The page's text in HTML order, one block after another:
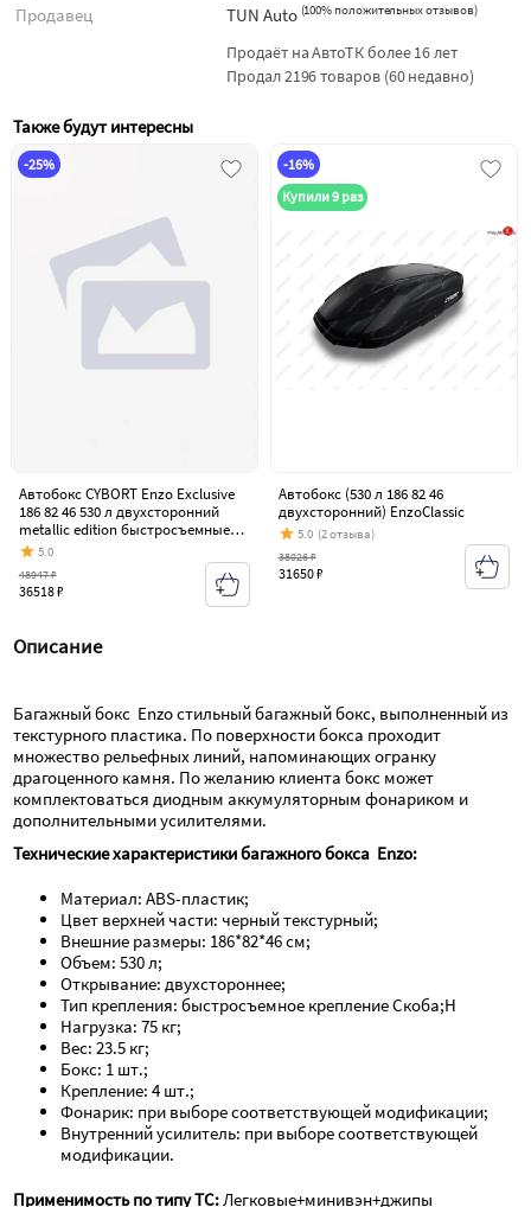
Продавец
TUN Auto (100% положительных отзывов)
Продаёт на АвтоТК более 16 лет
Продал 2196 товаров (60 недавно)
Также будут интересны
-25%
Автобокс CYBORT Enzo Exclusive
186 82 46 530 л двухсторонний
metallic edition быстросъемные
крепления краб 70010506000
5.0
36518 ₽
48947 ₽
-16%
Купили 9 раз
Автобокс (530 л 186 82 46
двухсторонний) EnzoClassic
5.0 (2 отзыва)
31650 ₽
38026 ₽
Описание
Багажный бокс  Enzo стильный багажный бокс, выполненный из
текстурного пластика. По поверхности бокса проходит
множество рельефных линий, напоминающих огранку
драгоценного камня. По желанию клиента бокс может
комплектоваться диодным аккумуляторным фонариком и
дополнительными усилителями.
Технические характеристики багажного бокса  Enzo:
Материал: ABS-пластик;
Цвет верхней части: черный текстурный;
Внешние размеры: 186*82*46 см;
Объем: 530 л;
Открывание: двухстороннее;
Тип крепления: быстросъемное крепление Скоба;Н
Нагрузка: 75 кг;
Вес: 23.5 кг;
Бокс: 1 шт.;
Крепление: 4 шт.;
Фонарик: при выборе соответствующей модификации;
Внутренний усилитель: при выборе соответствующей
модификации.
Применимость по типу ТС: Легковые+минивэн+джипы